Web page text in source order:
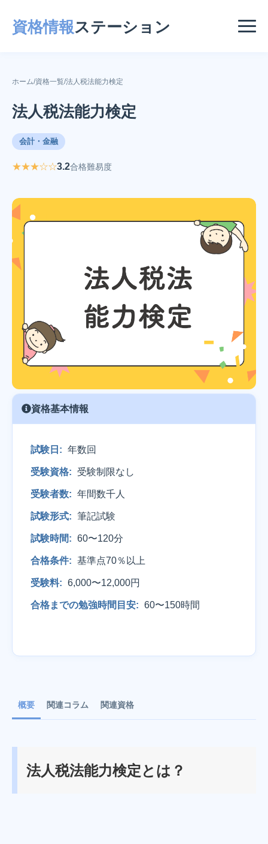
資格情報ステーション
ホーム/資格一覧/法人税法能力検定
法人税法能力検定
会計・金融
★★★☆☆3.2合格難易度
資格基本情報
試験日: 年数回
受験資格: 受験制限なし
受験者数: 年間数千人
試験形式: 筆記試験
試験時間: 60〜120分
合格条件: 基準点70％以上
受験料: 6,000〜12,000円
合格までの勉強時間目安: 60〜150時間
概要 関連コラム 関連資格
法人税法能力検定とは？